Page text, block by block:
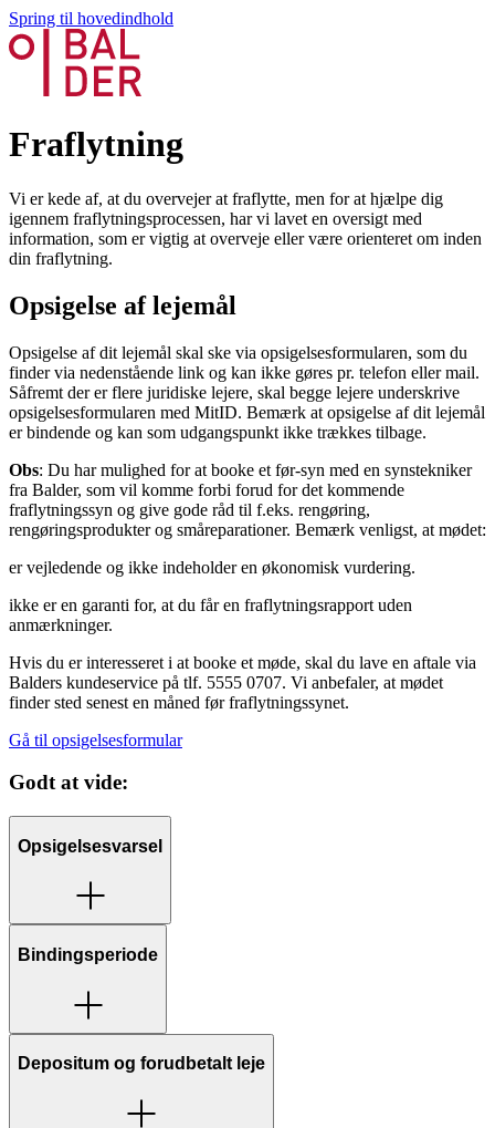
Spring til hovedindhold
Fraflytning
Vi er kede af, at du overvejer at fraflytte, men for at hjælpe dig
igennem fraflytningsprocessen, har vi lavet en oversigt med
information, som er vigtig at overveje eller være orienteret om inden
din fraflytning.
Opsigelse af lejemål
Opsigelse af dit lejemål skal ske via opsigelsesformularen, som du
finder via nedenstående link og kan ikke gøres pr. telefon eller mail.
Såfremt der er flere juridiske lejere, skal begge lejere underskrive
opsigelsesformularen med MitID. Bemærk at opsigelse af dit lejemål
er bindende og kan som udgangspunkt ikke trækkes tilbage.
Obs: Du har mulighed for at booke et før-syn med en synstekniker
fra Balder, som vil komme forbi forud for det kommende
fraflytningssyn og give gode råd til f.eks. rengøring,
rengøringsprodukter og småreparationer. Bemærk venligst, at mødet:
er vejledende og ikke indeholder en økonomisk vurdering.
ikke er en garanti for, at du får en fraflytningsrapport uden
anmærkninger.
Hvis du er interesseret i at booke et møde, skal du lave en aftale via
Balders kundeservice på tlf. 5555 0707. Vi anbefaler, at mødet
finder sted senest en måned før fraflytningssynet.
Gå til opsigelsesformular
Godt at vide:
Opsigelsesvarsel
Bindingsperiode
Depositum og forudbetalt leje